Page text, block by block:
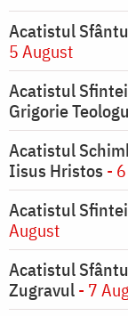
Acatistul
5 August
Acatistul
Grigorie
Acatistul
Iisus Hristos -
Acatistul Sfintei
August
Acatistul
Zugravul- 7